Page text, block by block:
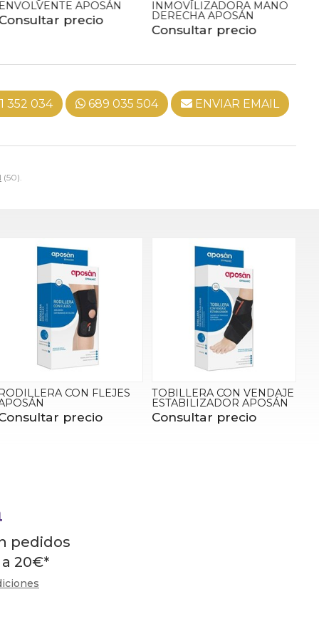
(50).
ENVOLVENTE APOSÁN
precio
INMOVILIZADORA MANO
DERECHA APOSÁN
Consultar precio
352 034 689 035 504 ENVIAR EMAIL
RODILLERA CON FLEJES
precio
TOBILLERA CON VENDAJE
ESTABILIZADOR APOSÁN
Consultar precio
pedidos
20€*